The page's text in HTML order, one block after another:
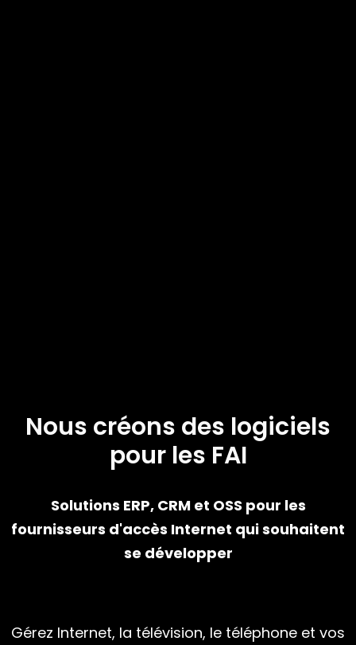
Nous créons des logiciels
pour les FAI
Solutions ERP, CRM et OSS pour les
fournisseurs d'accès Internet qui souhaitent
se développer
Gérez Internet, la télévision, le téléphone et vos